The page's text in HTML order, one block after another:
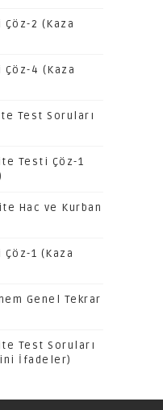
Çöz-2 (Kaza
Çöz-4 (Kaza
Test Soruları
Testi Çöz-1
Hac ve Kurban
1 (Kaza
Genel Tekrar
Test Soruları
İfadeler)